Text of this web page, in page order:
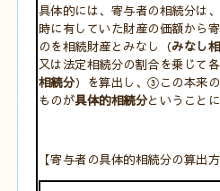
具体的には、寄与者の相続分は
時に有していた財産の価額から
のを相続財産とみなし（みなし
又は法定相続分の割合を乗じて
相続分）を算出し、③この本来
ものが具体的相続分ということに
【寄与者の具体的相続分の算出方